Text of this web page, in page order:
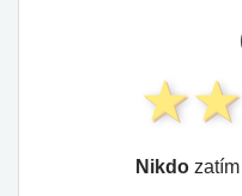
Nikdozatím